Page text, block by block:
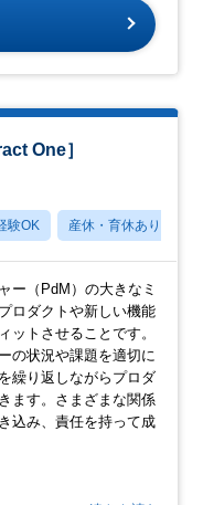
One］
験OK 産休・育休あり
ー（PdM）の大きなミ
ロダクトや新しい機能
ットさせることです。
の状況や課題を適切に
繰り返しながらプロダ
ます。さまざまな関係
込み、責任を持って成